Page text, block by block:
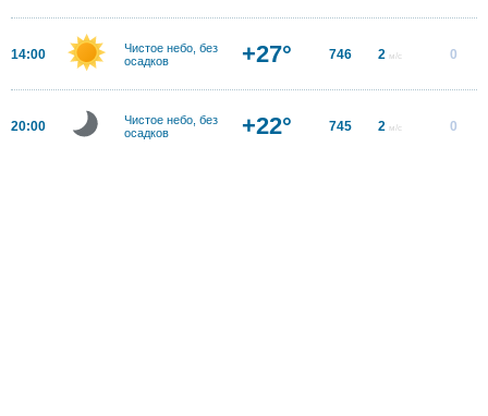
14:00
Чистое небо, без
осадков
+27° 746 2 м/с 0
20:00
Чистое небо, без
осадков
+22° 745 2 м/с 0